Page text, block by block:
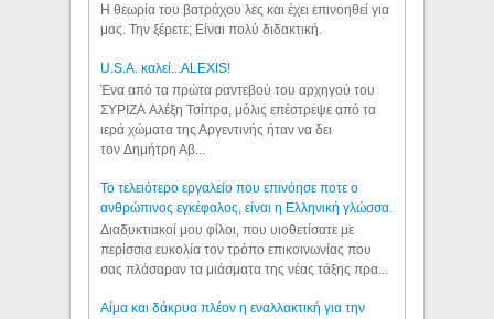
Η θεωρία του βατράχου λες και έχει επινοηθεί για
μας. Την ξέρετε; Είναι πολύ διδακτική.
U.S.A. καλεί...ALEXIS!
Ένα από τα πρώτα ραντεβού του αρχηγού του
ΣΥΡΙΖΑ Αλέξη Τσίπρα, μόλις επέστρεψε από τα
ιερά χώματα της Αργεντινής ήταν να δει
τον Δημήτρη Αβ...
Το τελειότερο εργαλείο που επινόησε ποτε ο
ανθρώπινος εγκέφαλος, είναι η Ελληνική γλώσσα.
Διαδυκτιακοί μου φίλοι, που υιοθετίσατε με
περίσσια ευκολία τον τρόπο επικοινωνίας που
σας πλάσαραν τα μιάσματα της νέας τάξης πρα...
Αίμα και δάκρυα πλέον η εναλλακτική για την